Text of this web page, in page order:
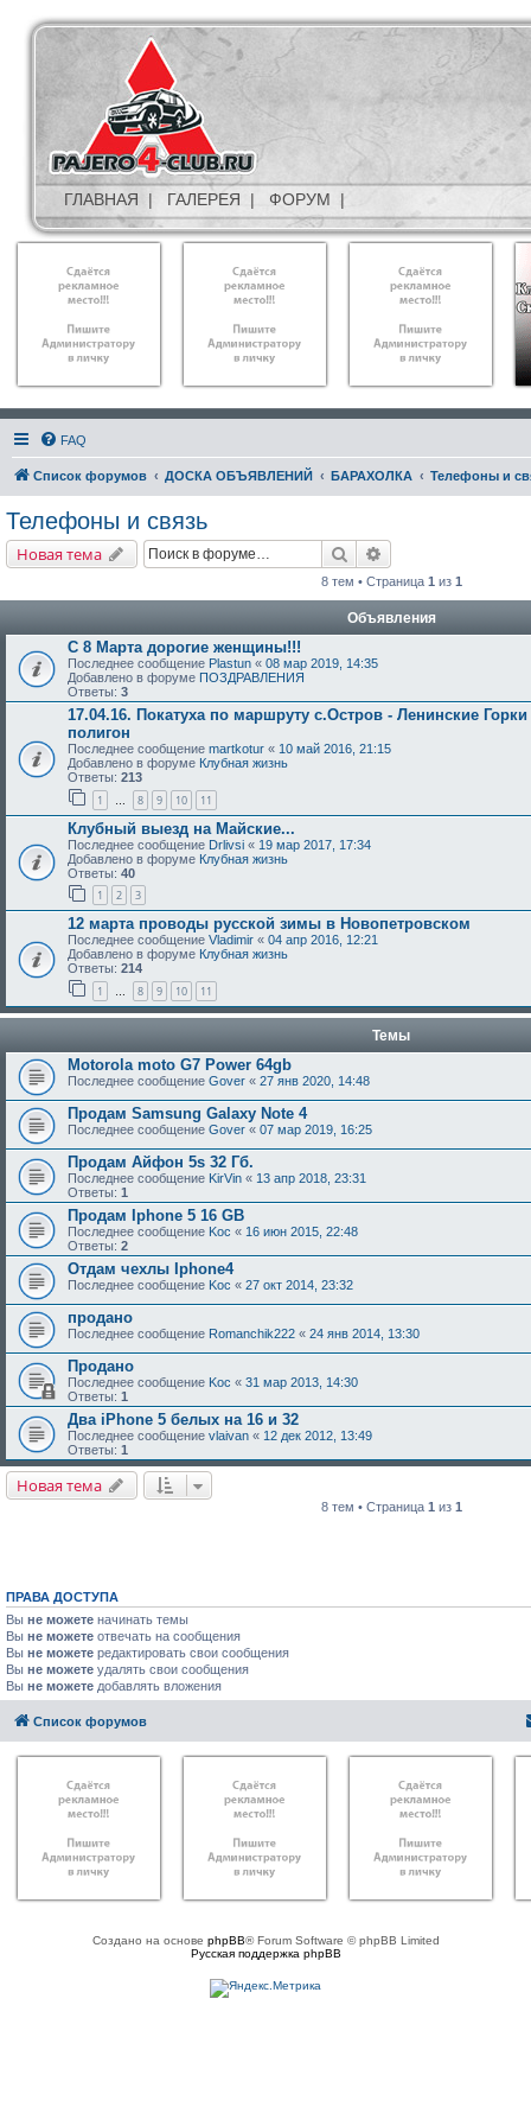
ГЛАВНАЯ | ГАЛЕРЕЯ | ФОРУМ |
FAQ
Список форумов ДОСКА ОБЪЯВЛЕНИЙ БАРАХОЛКА Телефоны и
Телефоны и связь
Новая тема Поиск
8 тем • Страница 1 из 1
Объявления
С 8 Марта дорогие женщины!!!
Последнее сообщение Plastun « 08 мар 2019, 14:35
Добавлено в форуме ПОЗДРАВЛЕНИЯ
Ответы: 3
17.04.16. Покатуха по маршруту с.Остров - Ленинские
полигон
Последнее сообщение martkotur « 10 май 2016, 21:15
Добавлено в форуме Клубная жизнь
Ответы: 213
1 … 8 9 10 11
Клубный выезд на Майские...
Последнее сообщение Drlivsi « 19 мар 2017, 17:34
Добавлено в форуме Клубная жизнь
Ответы: 40
1 2 3
12 марта проводы русской зимы в Новопетровском
Последнее сообщение Vladimir « 04 апр 2016, 12:21
Добавлено в форуме Клубная жизнь
Ответы: 214
1 … 8 9 10 11
Темы
Motorola moto G7 Power 64gb
Последнее сообщение Gover « 27 янв 2020, 14:48
Продам Samsung Galaxy Note 4
Последнее сообщение Gover « 07 мар 2019, 16:25
Продам Айфон 5s 32 Гб.
Последнее сообщение KirVin « 13 апр 2018, 23:31
Ответы: 1
Продам Iphone 5 16 GB
Последнее сообщение Koc « 16 июн 2015, 22:48
Ответы: 2
Отдам чехлы Iphone4
Последнее сообщение Koc « 27 окт 2014, 23:32
продано
Последнее сообщение Romanchik222 « 24 янв 2014, 13:30
Продано
Последнее сообщение Koc « 31 мар 2013, 14:30
Ответы: 1
Два iPhone 5 белых на 16 и 32
Последнее сообщение vlaivan « 12 дек 2012, 13:49
Ответы: 1
Новая тема
8 тем • Страница 1 из 1
ПРАВА ДОСТУПА
Вы не можете начинать темы
Вы не можете отвечать на сообщения
Вы не можете редактировать свои сообщения
Вы не можете удалять свои сообщения
Вы не можете добавлять вложения
Список форумов
Создано на основе phpBB® Forum Software © phpBB Limited
Русская поддержка phpBB